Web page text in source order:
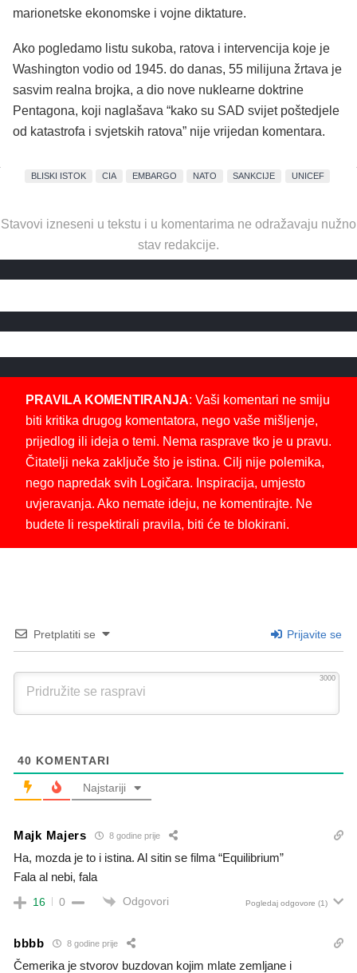
marionetske ekonomske i vojne diktature.
Ako pogledamo listu sukoba, ratova i intervencija koje je
Washington vodio od 1945. do danas, 55 milijuna žrtava je
sasvim realna brojka, a dio nove nuklearne doktrine
Pentagona, koji naglašava “kako su SAD svijet poštedjele
od katastrofa i svjetskih ratova” nije vrijedan komentara.
BLISKI ISTOK CIA EMBARGO NATO SANKCIJE UNICEF
Stavovi izneseni u tekstu i u komentarima ne odražavaju nužno
stav redakcije.
PRAVILA KOMENTIRANJA: Vaši komentari ne smiju
biti kritika drugog komentatora, nego vaše mišljenje,
prijedlog ili ideja o temi. Nema rasprave tko je u pravu.
Čitatelji neka zaključe što je istina. Cilj nije polemika,
nego napredak svih Logičara. Inspiracija, umjesto
uvjeravanja. Ako nemate ideju, ne komentirajte. Ne
budete li respektirali pravila, biti će te blokirani.
Pretplatiti se Prijavite se
3000
40 KOMENTARI
Najstariji
Majk Majers 8 godine prije
Ha, mozda je to i istina. Al sitin se filma “Equilibrium”
Fala al nebi, fala
16 0 Odgovori Pogledaj odgovore (1)
bbbb 8 godine prije
Čemerika je stvorov buzdovan kojim mlate zemljane i